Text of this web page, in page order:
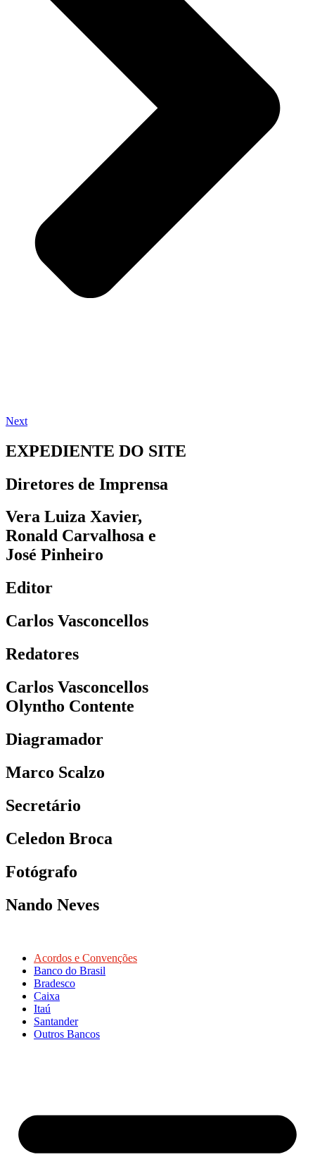
Next
EXPEDIENTE DO SITE
Diretores de Imprensa
Vera Luiza Xavier,
Ronald Carvalhosa e
José Pinheiro
Editor
Carlos Vasconcellos
Redatores
Carlos Vasconcellos
Olyntho Contente
Diagramador
Marco Scalzo
Secretário
Celedon Broca
Fotógrafo
Nando Neves
Acordos e Convenções
Banco do Brasil
Bradesco
Caixa
Itaú
Santander
Outros Bancos